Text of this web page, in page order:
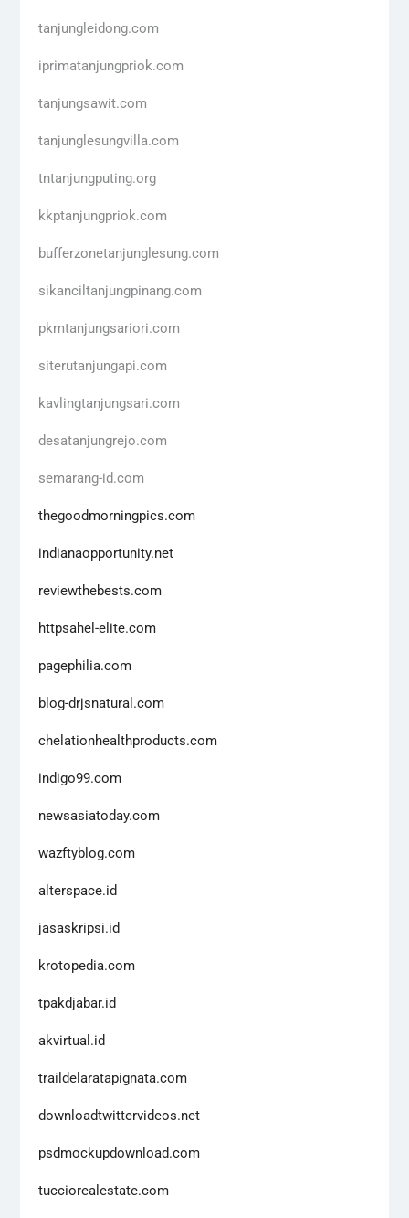
tanjungleidong.com
iprimatanjungpriok.com
tanjungsawit.com
tanjunglesungvilla.com
tntanjungputing.org
kkptanjungpriok.com
bufferzonetanjunglesung.com
sikanciltanjungpinang.com
pkmtanjungsariori.com
siterutanjungapi.com
kavlingtanjungsari.com
desatanjungrejo.com
semarang-id.com
thegoodmorningpics.com
indianaopportunity.net
reviewthebests.com
httpsahel-elite.com
pagephilia.com
blog-drjsnatural.com
chelationhealthproducts.com
indigo99.com
newsasiatoday.com
wazftyblog.com
alterspace.id
jasaskripsi.id
krotopedia.com
tpakdjabar.id
akvirtual.id
traildelaratapignata.com
downloadtwittervideos.net
psdmockupdownload.com
tucciorealestate.com